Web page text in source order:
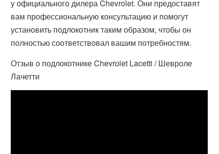
у официального дилера Chevrolet. Они предоставят
вам профессиональную консультацию и помогут
установить подлокотник таким образом, чтобы он
полностью соответствовал вашим потребностям.
Отзыв о подлокотнике Chevrolet Lacetti / Шевроле
Лачетти